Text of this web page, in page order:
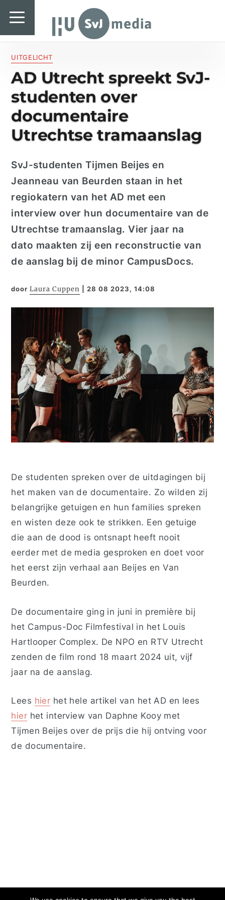
SvJ media
UITGELICHT
AD Utrecht spreekt SvJ-
studenten over
documentaire
Utrechtse tramaanslag
SvJ-studenten Tijmen Beijes en
Jeanneau van Beurden staan in het
regiokatern van het AD met een
interview over hun documentaire van de
Utrechtse tramaanslag. Vier jaar na
dato maakten zij een reconstructie van
de aanslag bij de minor CampusDocs.
doorLaura Cuppen |28 08 2023, 14:08
De studenten spreken over de uitdagingen bij
het maken van de documentaire. Zo wilden zij
belangrijke getuigen en hun families spreken
en wisten deze ook te strikken. Een getuige
die aan de dood is ontsnapt heeft nooit
eerder met de media gesproken en doet voor
het eerst zijn verhaal aan Beijes en Van
Beurden.
De documentaire ging in juni in première bij
het Campus-Doc Filmfestival in het Louis
Hartlooper Complex. De NPO en RTV Utrecht
zenden de film rond 18 maart 2024 uit, vijf
jaar na de aanslag.
Lees hier het hele artikel van het AD en lees
hier het interview van Daphne Kooy met
Tijmen Beijes over de prijs die hij ontving voor
de documentaire.
SvJ media
Landelijk
Regionaal
Specials & International
In de praktijk
Introductiefestival
Agenda & Vacatures